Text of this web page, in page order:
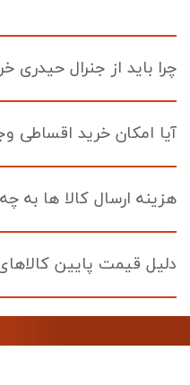
چرا باید از جنرال حیدری
آیا امکان خرید اقساطی
هزینه ارسال کالا ها
دلیل قیمت پایین